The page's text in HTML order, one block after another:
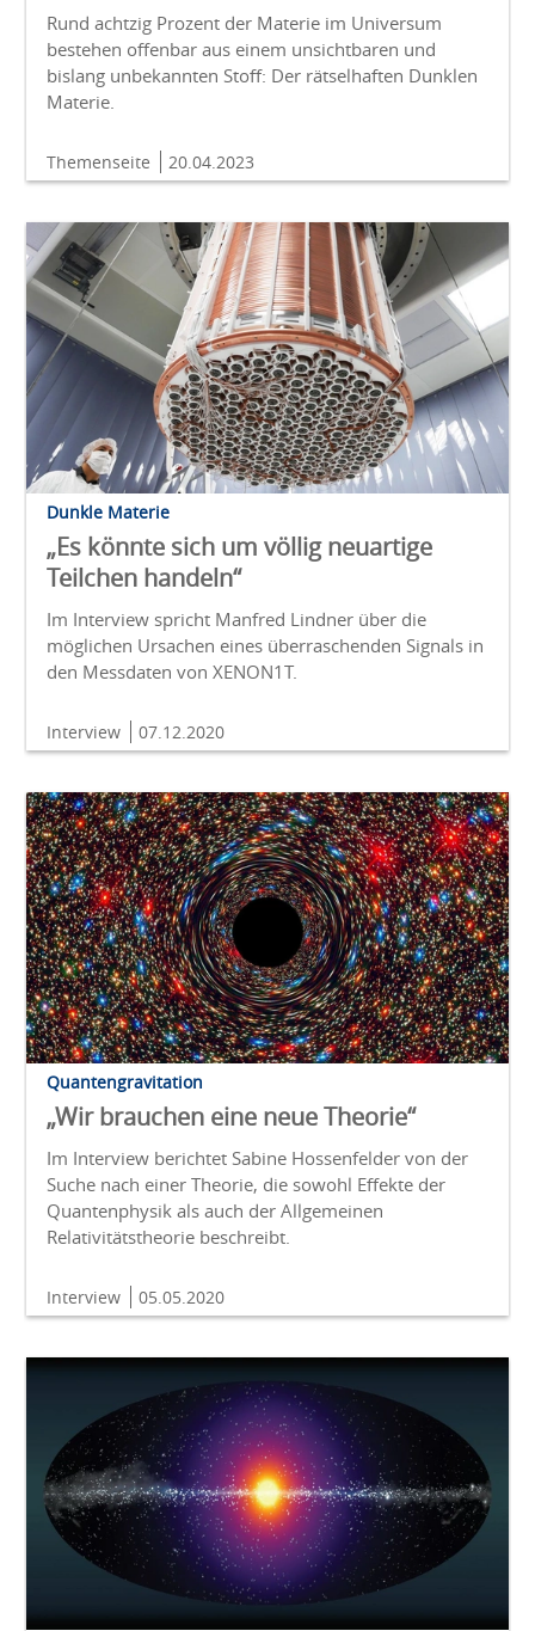
Rund achtzig Prozent der Materie im Universum
bestehen offenbar aus einem unsichtbaren und
bislang unbekannten Stoff: Der rätselhaften Dunklen
Materie.
Themenseite 20.04.2023
Dunkle Materie
„Es könnte sich um völlig neuartige
Teilchen handeln“
Im Interview spricht Manfred Lindner über die
möglichen Ursachen eines überraschenden Signals in
den Messdaten von XENON1T.
Interview 07.12.2020
Quantengravitation
„Wir brauchen eine neue Theorie“
Im Interview berichtet Sabine Hossenfelder von der
Suche nach einer Theorie, die sowohl Effekte der
Quantenphysik als auch der Allgemeinen
Relativitätstheorie beschreibt.
Interview 05.05.2020